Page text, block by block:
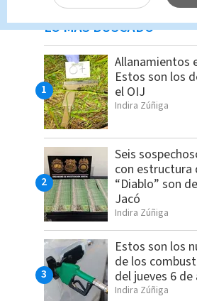
LO MÁS BUSCADO
Allanamientos
Estos son los
el OIJ
Indira Zúñiga
Seis
con estructura
“Diablo” son
Jacó
Indira Zúñiga
Estos son los
de los
del jueves 6
Indira Zúñiga